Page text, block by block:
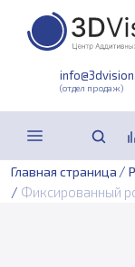
(отдел продаж)
Главная страница /
/ Фиксированный